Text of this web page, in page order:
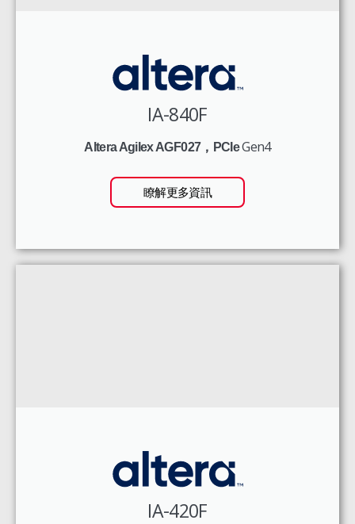
IA-840F
Altera Agilex AGF027，PCIeGen4
瞭解更多資訊
IA-420F